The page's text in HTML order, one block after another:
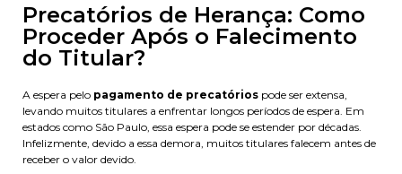
Precatórios de Herança: Como
Proceder Após o Falecimento
do Titular?
A espera pelo pagamento de precatórios pode ser extensa,
levando muitos titulares a enfrentar longos períodos de espera. Em
estados como São Paulo, essa espera pode se estender por décadas.
Infelizmente, devido a essa demora, muitos titulares falecem antes de
receber o valor devido.